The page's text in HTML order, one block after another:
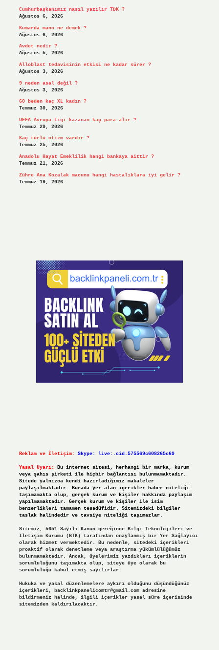
Cumhurbaşkanımız nasıl yazılır TDK ?
Ağustos 6, 2026
Kumarda mano ne demek ?
Ağustos 6, 2026
Avdet nedir ?
Ağustos 5, 2026
Alloblast tedavisinin etkisi ne kadar sürer ?
Ağustos 3, 2026
9 neden asal değil ?
Ağustos 3, 2026
60 beden kaç XL kadın ?
Temmuz 30, 2026
UEFA Avrupa Ligi kazanan kaç para alır ?
Temmuz 29, 2026
Kaç türlü otizm vardır ?
Temmuz 25, 2026
Anadolu Hayat Emeklilik hangi bankaya aittir ?
Temmuz 21, 2026
Zühre Ana Kozalak macunu hangi hastalıklara iyi gelir ?
Temmuz 19, 2026
Reklam ve İletişim: Skype: live:.cid.575569c608265c69
Yasal Uyarı:
Bu internet sitesi, herhangi bir marka, kurum
veya şahıs şirketi ile hiçbir bağlantısı bulunmamaktadır.
Sitede yalnızca kendi hazırladığımız makaleler
paylaşılmaktadır. Burada yer alan içerikler haber niteliği
taşımamakta olup, gerçek kurum ve kişiler hakkında paylaşım
yapılmamaktadır. Gerçek kurum ve kişiler ile isim
benzerlikleri tamamen tesadüfidir. Sitemizdeki bilgiler
taslak halindedir ve tavsiye niteliği taşımazlar.
Sitemiz, 5651 Sayılı Kanun gereğince Bilgi Teknolojileri ve
İletişim Kurumu (BTK) tarafından onaylanmış bir Yer Sağlayıcı
olarak hizmet vermektedir. Bu nedenle, sitedeki içerikleri
proaktif olarak denetleme veya araştırma yükümlülüğümüz
bulunmamaktadır. Ancak, üyelerimiz yazdıkları içeriklerin
sorumluluğunu taşımakta olup, siteye üye olarak bu
sorumluluğu kabul etmiş sayılırlar.
Hukuka ve yasal düzenlemelere aykırı olduğunu düşündüğünüz
içerikleri, backlinkpanelicomtr@gmail.comadresine
bildirmeniz halinde, ilgili içerikler yasal süre içerisinde
sitemizden kaldırılacaktır.